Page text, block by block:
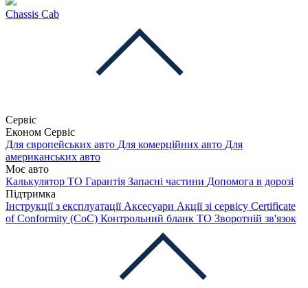
Chassis Cab
Сервіс
Економ Сервіс
Для європейських авто Для комерційних авто Для
американських авто
Моє авто
Калькулятор ТО Гарантія Запасні частини Допомога в дорозі
Підтримка
Інструкції з експлуатації Аксесуари Акції зі сервісу Certificate
of Conformity (CoC) Контрольний бланк ТО Зворотній зв'язок